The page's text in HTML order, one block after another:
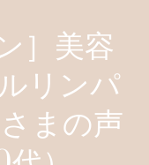
］美容
リンパ
まの声